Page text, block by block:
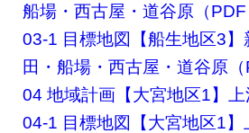
船場・西古屋・道谷原（PDF
03-1 目標地図【船生地区3
田・船場・西古屋・道谷原（
04 地域計画【大宮地区1】上
04-1 目標地図【大宮地区1】